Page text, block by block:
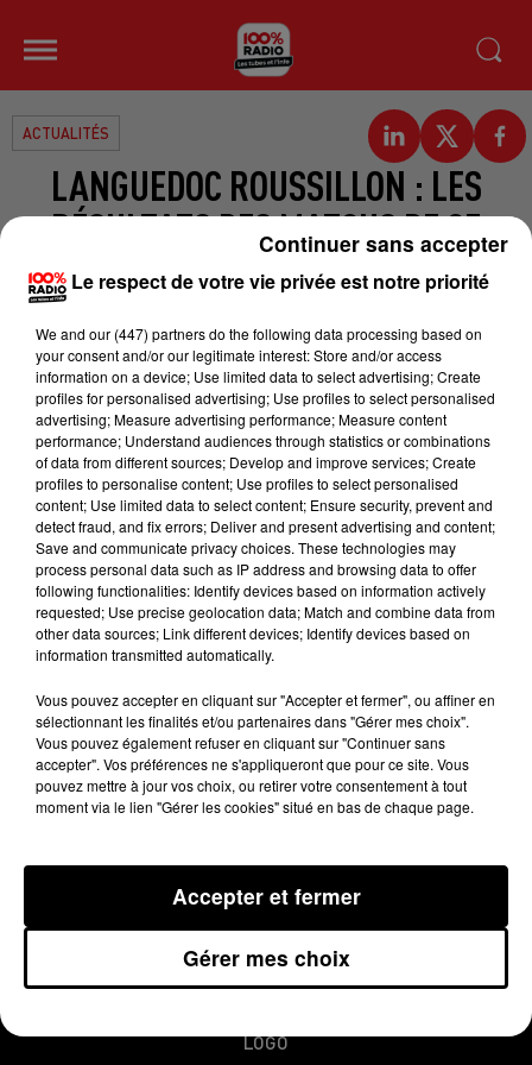
ACTUALITÉS
LANGUEDOC ROUSSILLON : LES
RÉSULTATS DES MATCHS DE CE
WEEK-END
3ème journée de proD2, et
Narbonne a rencontré Béziers.
Narbonne s’est imposé hier 25 à 15.
Carcassonne se déplaçait à
Colomiers et s’est incliné 20 à 17.
On écoute Alexandres Jaffres ,
l’entraineur de l’USC qui revient sur
cette rencontre.
Publié : 8 septembre 2014 à 7h46
MENTIONS LÉGALES
REGLEMENT JEUX CONCOURS PLAN DU SITE
LOGO
Le respect de votre vie privée est notre priorité
We and our (447) partnersdo the following data processing based on
your consent and/or our legitimate interest: Store and/or access
information on a device; Use limited data to select advertising; Create
profiles for personalised advertising; Use profiles to select personalised
advertising; Measure advertising performance; Measure content
performance; Understand audiences through statistics or combinations
of data from different sources; Develop and improve services; Create
profiles to personalise content; Use profiles to select personalised
content; Use limited data to select content; Ensure security, prevent and
detect fraud, and fix errors; Deliver and present advertising and content;
Save and communicate privacy choices. These technologies may
process personal data such as IP address and browsing data to offer
following functionalities: Identify devices based on information actively
requested; Use precise geolocation data; Match and combine data from
other data sources; Link different devices; Identify devices based on
information transmitted automatically.
Vous pouvez accepter en cliquant sur "Accepter et fermer", ou affiner en
sélectionnant les finalités et/ou partenaires dans "Gérer mes choix".
Vous pouvez également refuser en cliquant sur "Continuer sans
accepter". Vos préférences ne s'appliqueront que pour ce site. Vous
pouvez mettre à jour vos choix, ou retirer votre consentement à tout
moment via le lien "Gérer les cookies" situé en bas de chaque page.
Gérer mes choix
Accepter et fermer
Continuer sans accepter